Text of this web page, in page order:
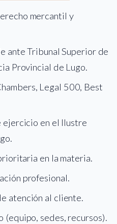
mercantil y
ante Tribunal Superior de
Provincial de Lugo.
Legal 500, Best
ejercicio en el Ilustre
en la materia.
profesional.
atención al cliente.
(equipo, sedes, recursos).